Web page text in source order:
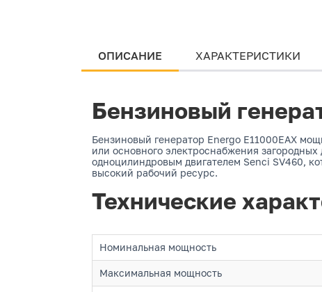
ОПИСАНИЕ ХАРАКТЕРИСТИКИ
Бензиновый
Бензиновый генератор Energo E11000EAX
или основного электроснабжения
одноцилиндровым двигателем Senci SV460,
высокий рабочий ресурс.
Технические
Номинальная мощность
Максимальная мощность